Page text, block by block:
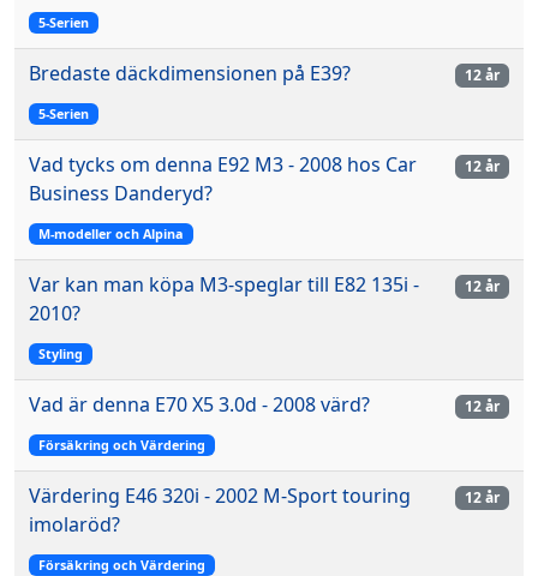
5-Serien
Bredaste däckdimensionen på E39?
5-Serien
12 år
Vad tycks om denna E92 M3 - 2008 hos Car
Business Danderyd?
M-modeller och Alpina
12 år
Var kan man köpa M3-speglar till E82 135i -
2010?
Styling
12 år
Vad är denna E70 X5 3.0d - 2008 värd?
Försäkring och Värdering
12 år
Värdering E46 320i - 2002 M-Sport touring
imolaröd?
Försäkring och Värdering
12 år